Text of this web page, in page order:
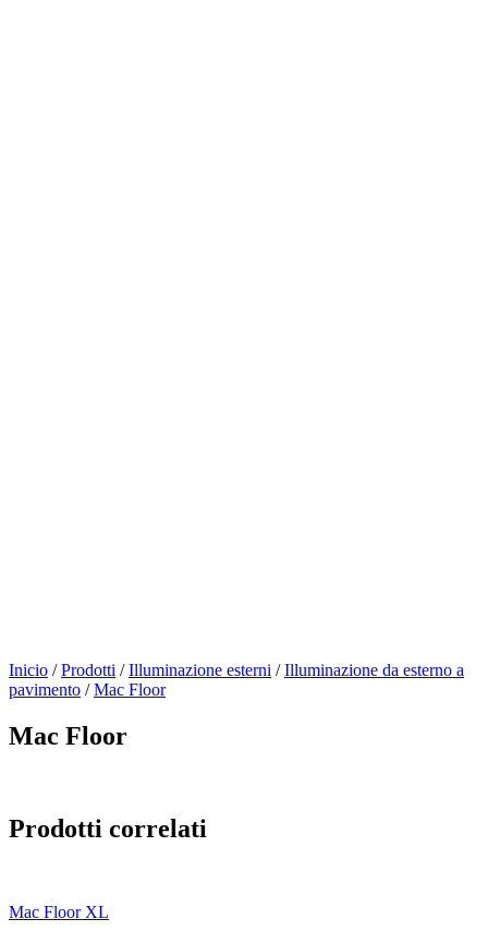
Inicio / Prodotti / Illuminazione esterni / Illuminazione da esterno a
pavimento / Mac Floor
Mac Floor
Prodotti correlati
Mac Floor XL